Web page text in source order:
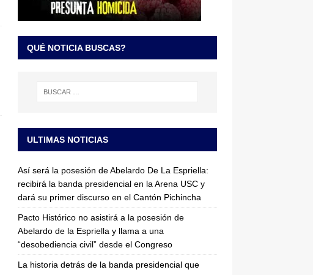
QUÉ NOTICIA BUSCAS?
ULTIMAS NOTICIAS
Así será la posesión de Abelardo De La Espriella:
recibirá la banda presidencial en la Arena USC y
dará su primer discurso en el Cantón Pichincha
Pacto Histórico no asistirá a la posesión de
Abelardo de la Espriella y llama a una
“desobediencia civil” desde el Congreso
La historia detrás de la banda presidencial que